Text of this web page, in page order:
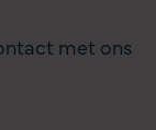
met ons